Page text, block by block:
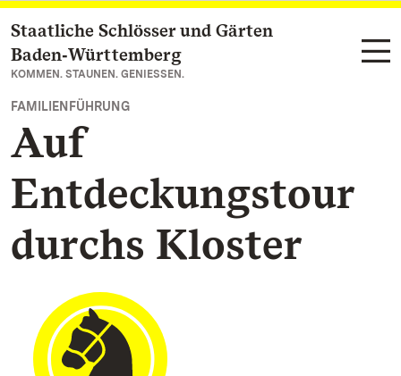
Zum Hauptinhalt springen
Staatliche Schlösser und Gärten
Baden‑Württemberg
KOMMEN. STAUNEN. GENIESSEN.
FAMILIENFÜHRUNG
Auf
Entdeckungstour
durchs Kloster